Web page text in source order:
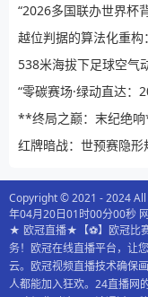
“零碳赛场·绿动直达：
**终局之巅：末纪绝
红牌暗战：世预赛隐
Copyright © 2021 - 2024 All
年04月20日01时00分00秒
★ 欧冠直播★【⚽️】欧冠比
务！欧冠在线直播平台，让
云。欧冠视频直播技术确保
人都能加入狂欢。24直播网